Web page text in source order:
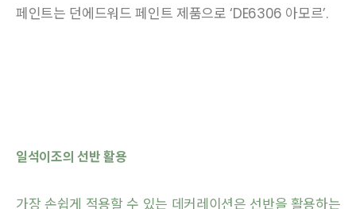
페인트는 던에드워드 페인트 제품으로 ‘DE6306 아모르’.
일석이조의 선반 활용
가장 손쉽게 적용할 수 있는 데커레이션은 선반을 활용하는